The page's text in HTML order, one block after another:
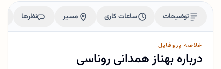
توضیحات ساعات کاری مسیر نظرها
خلاصه پروفایل
درباره بهناز همدانی روناسی